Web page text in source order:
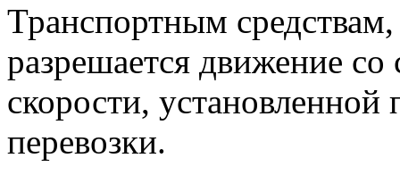
Транспортным
разрешается движение
скорости, установленной
перевозки.